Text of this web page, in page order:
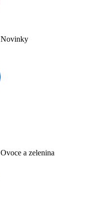
Novinky
Ovoce a zelenina